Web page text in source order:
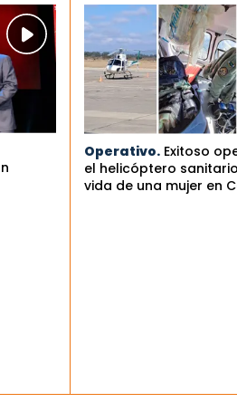
Operativo. Exitoso
el helicóptero
vida de una mujer en